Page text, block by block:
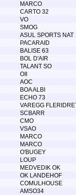
MARCO
CARTO 32
VO
SMOG
ASUL SPORTS NAT
PACARAID
BALISE 63
BOL D'AIR
TALANT SO
OII
AOC
BOA ALBI
ECHO 73
VAREGG
SCBARR
CMO
VSAO
MARCO
MARCO
O'BUGEY
LOUP
MEDVEDIK OK
OK LANDEHOF
COMULHOUSE
AMSO34